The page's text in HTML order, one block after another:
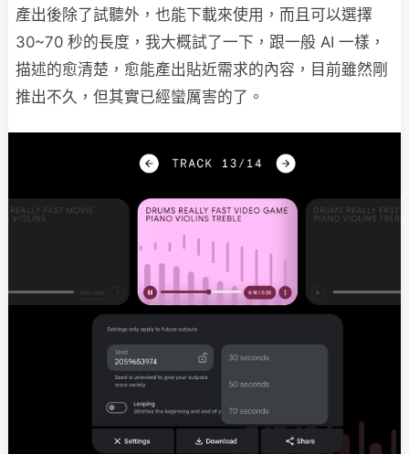
產出後除了試聽外，也能下載來使用，而且可以選擇
30~70 秒的長度，我大概試了一下，跟一般 AI 一樣，
描述的愈清楚，愈能產出貼近需求的內容，目前雖然剛
推出不久，但其實已經蠻厲害的了。